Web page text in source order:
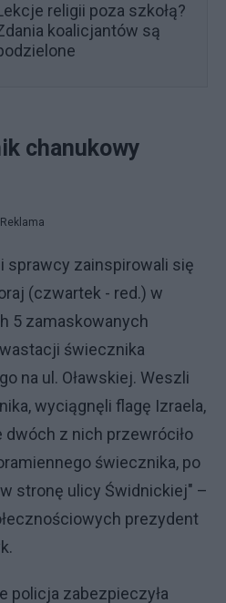
religii poza szkołą?
koalicjantów są
chanukowy
Reklama
sprawcy zainspirowali się
(czwartek - red.) w
5 zamaskowanych
świecznika
na ul. Oławskiej. Weszli
wyciągnęli flagę Izraela,
dwóch z nich przewróciło
świecznika, po
stronę ulicy Świdnickiej" –
prezydent
policja zabezpieczyła